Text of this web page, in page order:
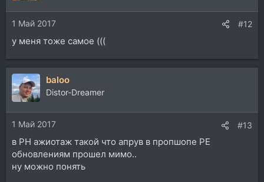
1 Май 2017 #12
у меня тоже самое (((
baloo
Distor-Dreamer
1 Май 2017 #13
в РН ажиотаж такой что апрув в пропшопе РЕ
обновлениям прошел мимо..
ну можно понять